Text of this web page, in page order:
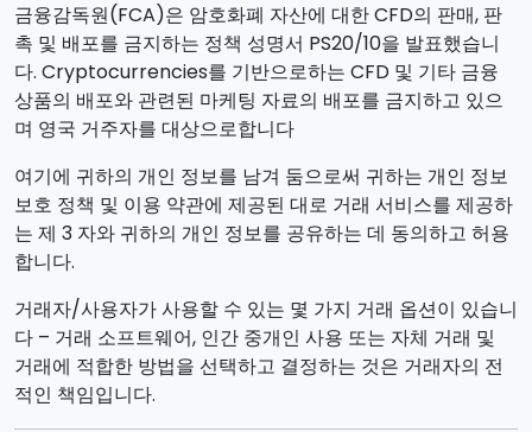
금융감독원(FCA)은 암호화폐 자산에 대한 CFD의 판매, 판
촉 및 배포를 금지하는 정책 성명서 PS20/10을 발표했습니
다. Cryptocurrencies를 기반으로하는 CFD 및 기타 금융
상품의 배포와 관련된 마케팅 자료의 배포를 금지하고 있으
며 영국 거주자를 대상으로합니다
여기에 귀하의 개인 정보를 남겨 둠으로써 귀하는 개인 정보
보호 정책 및 이용 약관에 제공된 대로 거래 서비스를 제공하
는 제 3 자와 귀하의 개인 정보를 공유하는 데 동의하고 허용
합니다.
거래자/사용자가 사용할 수 있는 몇 가지 거래 옵션이 있습니
다 – 거래 소프트웨어, 인간 중개인 사용 또는 자체 거래 및
거래에 적합한 방법을 선택하고 결정하는 것은 거래자의 전
적인 책임입니다.